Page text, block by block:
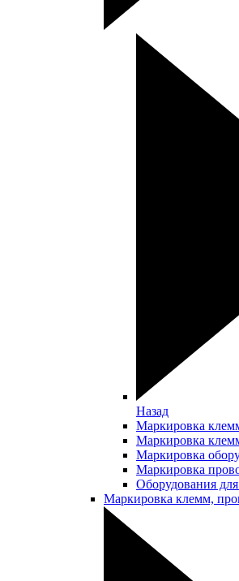
Назад
Маркировка
Маркировка
Маркировка
Маркировка
Оборудования
Маркировка клемм,